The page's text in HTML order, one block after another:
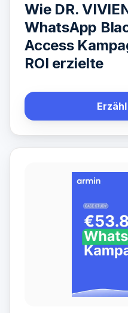
Wie DR.
WhatsApp
Access
ROI erzielte